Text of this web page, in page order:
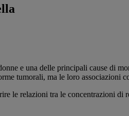
e una delle principali cause di
tumorali, ma le loro associazioni
le relazioni tra le concentrazioni